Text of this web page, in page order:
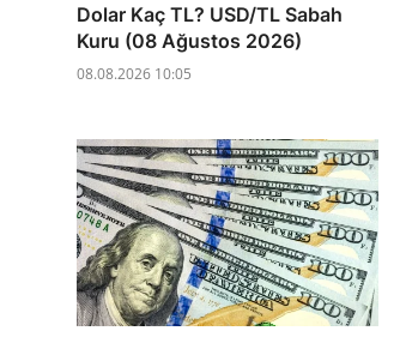
Dolar Kaç TL? USD/TL Sabah
Kuru (08 Ağustos 2026)
08.08.2026 10:05